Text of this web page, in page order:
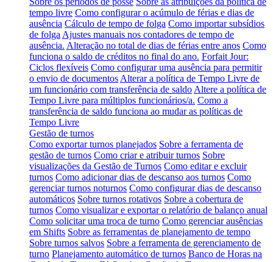
tempo livre Como configurar o acúmulo de férias e dias de
ausência Cálculo de tempo de folga Como importar subsídios
de folga Ajustes manuais nos contadores de tempo de
ausência. Alteração no total de dias de férias entre anos Como
funciona o saldo de créditos no final do ano. Forfait Jour:
Ciclos flexíveis Como configurar uma ausência para permitir
o envio de documentos Alterar a política de Tempo Livre de
um funcionário com transferência de saldo Altere a política de
Tempo Livre para múltiplos funcionários/a. Como a
transferência de saldo funciona ao mudar as políticas de
Tempo Livre
Gestão de turnos
Como exportar turnos planejados Sobre a ferramenta de
gestão de turnos Como criar e atribuir turnos Sobre
visualizações da Gestão de Turnos Como editar e excluir
turnos Como adicionar dias de descanso aos turnos Como
gerenciar turnos noturnos Como configurar dias de descanso
automáticos Sobre turnos rotativos Sobre a cobertura de
turnos Como visualizar e exportar o relatório de balanço anual
Como solicitar uma troca de turno Como gerenciar ausências
em Shifts Sobre as ferramentas de planejamento de tempo
Sobre turnos salvos Sobre a ferramenta de gerenciamento de
turno Planejamento automático de turnos Banco de Horas na